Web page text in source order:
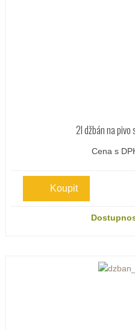
2l džbán na pivo
Cena s